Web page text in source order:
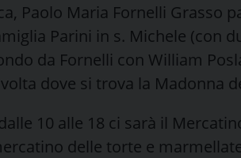
Paolo Maria Fornelli Grasso
Parini in s. Michele (con
da Fornelli con William
dove si trova la Madonna
10 alle 18 ci sarà il
delle torte e